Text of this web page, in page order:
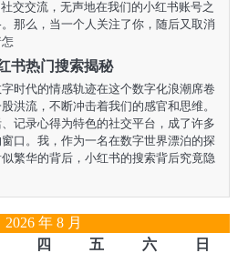
交交流，无声地在我们的小红书账号之
那么，当一个人关注了你，随后又取消
书热门搜索揭秘
时代的情感轨迹在这个数字化浪潮席卷
洪流，不断冲击着我们的感官和思维。
记录心得为特色的社交平台，成了许多
口。我，作为一名在数字世界漂泊的探
繁华的背后，小红书的搜索背后究竟隐
2026 年 8 月
四 五 六
日